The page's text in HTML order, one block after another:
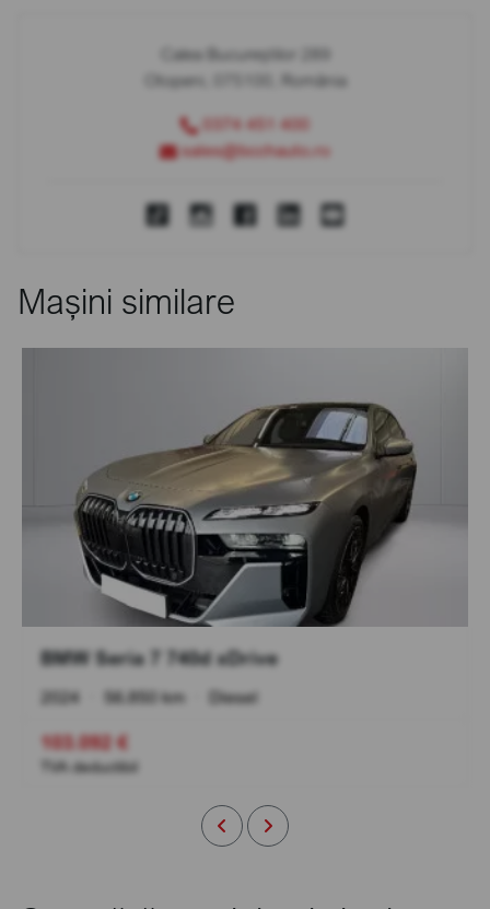
Calea Bucureștilor 289
Otopeni, 075100, România
0374 451 400
sales@bcchauto.ro
Mașini similare
BMW Seria 7 740d xDrive
2024 56.850 km Diesel
103.092 €
TVA deductibil